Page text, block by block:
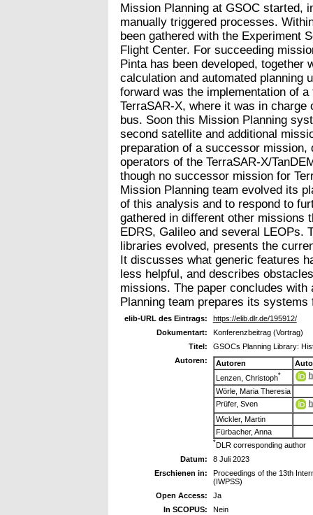
Mission Planning at GSOC started,
manually triggered processes.
been gathered with the Experiment
Flight Center. For succeeding
Pinta has been developed, together
calculation and automated planning
forward was the implementation of
TerraSAR-X, where it was in
bus. Soon this Mission Planning
second satellite and additional
preparation of a successor
operators of the TerraSAR-X/
though no successor mission for
Mission Planning team evolved its
of this analysis and to respond to
gathered in different other missions
EDRS, Galileo and several LEOPs.
libraries evolved, presents the
It discusses what generic features
less helpful, and describes
missions. The paper concludes
Planning team prepares its systems
elib-URL des Eintrags:
https://elib.dlr.de/195912/
Dokumentart:
Konferenzbeitrag (Vortrag)
Titel:
GSOCs Planning Library:
Autoren:
Autoren
Lenzen, Christoph*
Wörle, Maria Theresia
Prüfer, Sven
Wickler, Martin
Fürbacher, Anna
*DLR corresponding author
Datum:
8 Juli 2023
Erschienen in:
Proceedings of the 13th
(IWPSS)
Open Access:
Ja
In SCOPUS:
Nein